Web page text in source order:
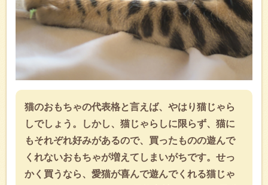
猫のおもちゃの代表格と言えば、やはり猫じゃら
しでしょう。しかし、猫じゃらしに限らず、猫に
もそれぞれ好みがあるので、買ったものの遊んで
くれないおもちゃが増えてしまいがちです。せっ
かく買うなら、愛猫が喜んで遊んでくれる猫じゃ